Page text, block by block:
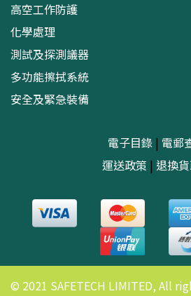
高空工作防護
化學處理
測試及探測議器
多功能擦拭系統
安全及緊急裝備
電子目錄| 電郵
運送政策 | 退換
© 2021 SAFETECH LIMITED, All